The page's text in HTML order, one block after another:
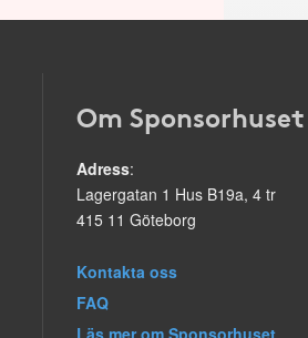
Om Sponsorhuset
Adress:
Lagergatan 1 Hus B19a, 4 tr
415 11 Göteborg
Kontakta oss
FAQ
Läs mer om Sponsorhuset